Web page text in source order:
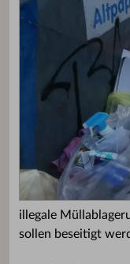
illegale
sollen beseitigt